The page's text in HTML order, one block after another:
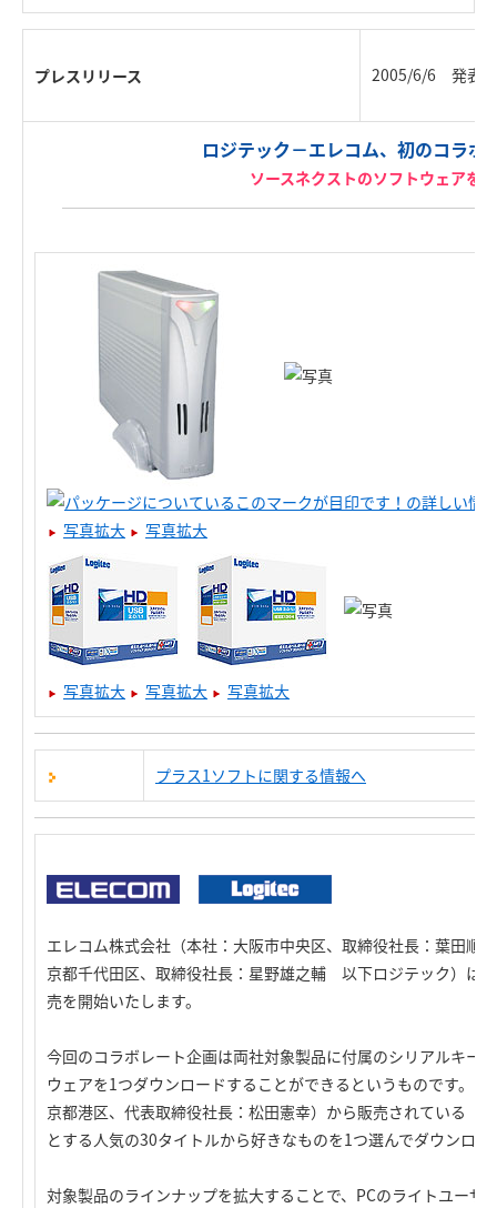
プレスリリース 2005/6/6 発表
ロジテック－エレコム、初のコラボ
ソースネクストのソフトウェアを
写真拡大 写真拡大
写真拡大 写真拡大 写真拡大
プラス1ソフトに関する情報へ
エレコム株式会社（本社：大阪市中央区、取締役社長：葉田
京都千代田区、取締役社長：星野雄之輔 以下ロジテック）は
売を開始いたします。
今回のコラボレート企画は両社対象製品に付属のシリアルキー
ウェアを1つダウンロードすることができるというものです。
京都港区、代表取締役社長：松田憲幸）から販売されている「
とする人気の30タイトルから好きなものを1つ選んでダウンロ
対象製品のラインナップを拡大することで、PCのライトユー